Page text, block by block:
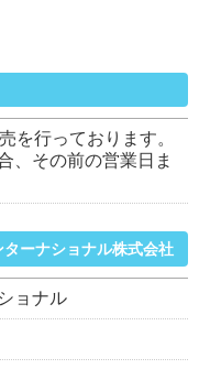
を行っております。
、その前の営業日ま
ーナショナル株式会社
ョナル